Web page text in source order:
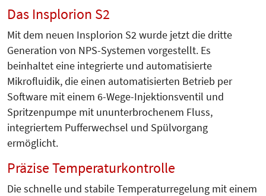
Das Insplorion S2
Mit dem neuen Insplorion S2 wurde jetzt die dritte
Generation von NPS-Systemen vorgestellt. Es
beinhaltet eine integrierte und automatisierte
Mikrofluidik, die einen automatisierten Betrieb per
Software mit einem 6-Wege-Injektionsventil und
Spritzenpumpe mit ununterbrochenem Fluss,
integriertem Pufferwechsel und Spülvorgang
ermöglicht.
Präzise Temperaturkontrolle
Die schnelle und stabile Temperaturregelung mit einem